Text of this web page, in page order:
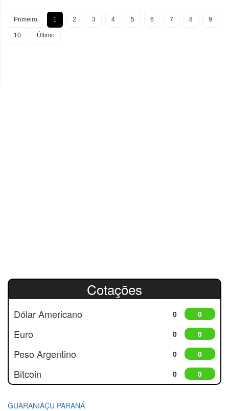
Primeiro 1 2 3 4 5 6 7 8 9
10 Último
Cotações
Dólar Americano 0 0
Euro 0 0
Peso Argentino 0 0
Bitcoin 0 0
GUARANIAÇU PARANÁ